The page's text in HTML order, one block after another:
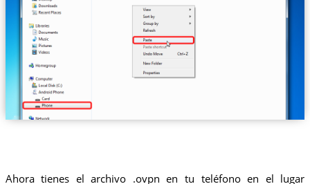
Ahora tienes el archivo .ovpn en tu teléfono en el lugar